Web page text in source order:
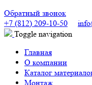
Обратный звонок
+7 (812) 209-10-50
Toggle navigation
Главная
О компании
Каталог
Монтаж